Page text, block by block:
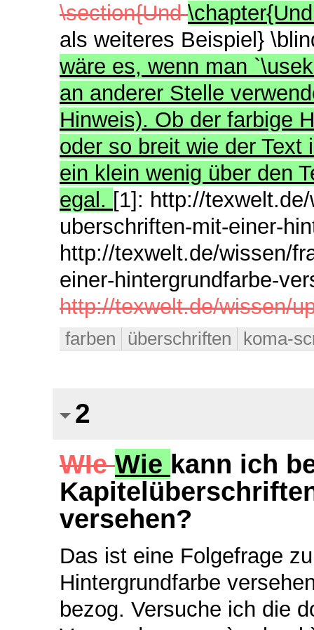
\section{Und
als weiteres Beispiel}
wäre es, wenn man
an anderer Stelle
Hinweis). Ob der farbige
oder so breit wie der
ein klein wenig über den
egal. [1]: http://
uberschriften-mit-einer-
http://texwelt.de/wissen/
einer-hintergrundfarbe-
http://texwelt.de/wissen/
farben überschriften koma-
2
WIeWie kann ich
versehen?
Das ist eine Folgefrage
Hintergrundfarbe
bezog. Versuche ich die